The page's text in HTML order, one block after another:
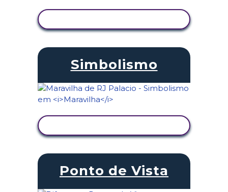
Simbolismo
Ponto de Vista